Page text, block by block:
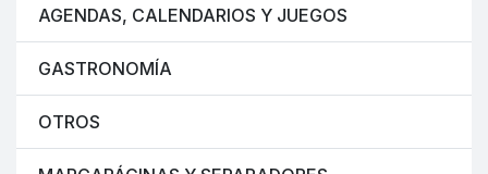
AGENDAS, CALENDARIOS Y JUEGOS
GASTRONOMÍA
OTROS